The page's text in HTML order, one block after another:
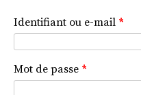
Identifiant ou e-mail *
Mot de passe *